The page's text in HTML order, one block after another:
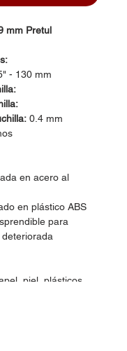
mm Pretul
- 130 mm
0.4 mm
en acero al
en plástico ABS
para
piel, plásticos,